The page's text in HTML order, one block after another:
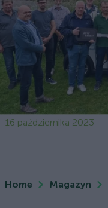
16 października 2023
Home Magazyn